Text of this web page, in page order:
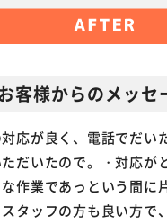
客様からのメッセ
対応が良く、電話でだい
だいたので。・対応が
作業であっという間に
タッフの方も良い方で